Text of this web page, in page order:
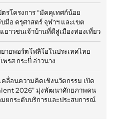
รโครงการ “มัคคุเทศก์น้อย
มือ ครุศาสตร์ จุฬาฯ และเขต
าวชนเจ้าบ้านที่ดีสู่เมืองท่องเที่ยว
ายพอร์ตโฟลิโอในประเทศไทย
พรส กระบี่ อ่าวนาง
ลื่อนความคิดเชิงนวัตกรรม เปิด
2026” มุ่งพัฒนาศักยภาพคน
ยกระดับบริการและประสบการณ์